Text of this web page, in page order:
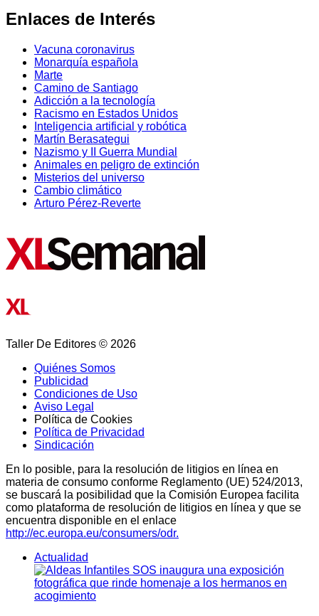
Enlaces de Interés
Vacuna coronavirus
Monarquía española
Marte
Camino de Santiago
Adicción a la tecnología
Racismo en Estados Unidos
Inteligencia artificial y robótica
Martín Berasategui
Nazismo y II Guerra Mundial
Animales en peligro de extinción
Misterios del universo
Cambio climático
Arturo Pérez-Reverte
Taller De Editores © 2026
Quiénes Somos
Publicidad
Condiciones de Uso
Aviso Legal
Política de Cookies
Política de Privacidad
Sindicación
En lo posible, para la resolución de litigios en línea en
materia de consumo conforme Reglamento (UE) 524/2013,
se buscará la posibilidad que la Comisión Europea facilita
como plataforma de resolución de litigios en línea y que se
encuentra disponible en el enlace
http://ec.europa.eu/consumers/odr.
Actualidad